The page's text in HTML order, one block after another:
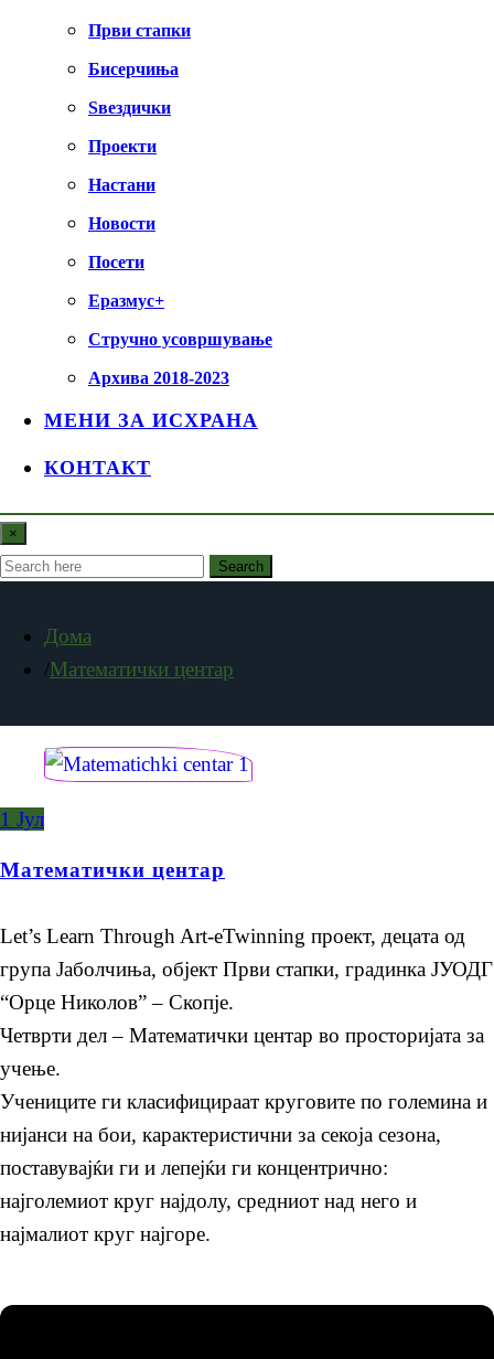
Први стапки
Бисерчиња
Ѕвездички
Проекти
Настани
Новости
Посети
Еразмус+
Стручно усовршување
Архива 2018-2023
МЕНИ ЗА ИСХРАНА
КОНТАКТ
×
Search
Дома
Математички центар
1 Јул
Математички центар
Let’s Learn Through Art-eTwinning проект, децата од
група Јаболчиња, објект Први стапки, градинка ЈУОДГ
“Орце Николов” – Скопје.
Четврти дел – Математички центар во просторијата за
учење.
Учениците ги класифицираат круговите по големина и
нијанси на бои, карактеристични за секоја сезона,
поставувајќи ги и лепејќи ги концентрично:
најголемиот круг најдолу, средниот над него и
најмалиот круг најгоре.